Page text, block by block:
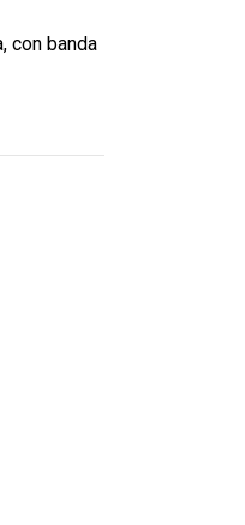
con banda